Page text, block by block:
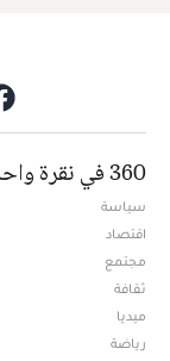
360 في نقرة واحدة
سياسة
اقتصاد
مجتمع
ثقافة
ميديا
رياضة